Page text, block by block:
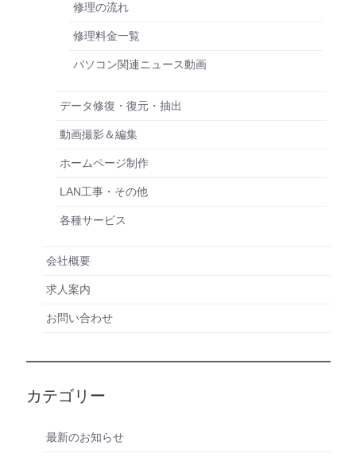
修理の流れ
修理料金一覧
パソコン関連ニュース動画
データ修復・復元・抽出
動画撮影＆編集
ホームページ制作
LAN工事・その他
各種サービス
会社概要
求人案内
お問い合わせ
カテゴリー
最新のお知らせ